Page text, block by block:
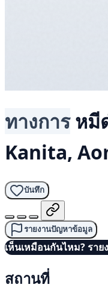
ทางการ หมี
Kanita,
บันทึก
รายงานปัญหาข้อมูล
เห็นเหมือนกันไหม? ราย
สถานที่